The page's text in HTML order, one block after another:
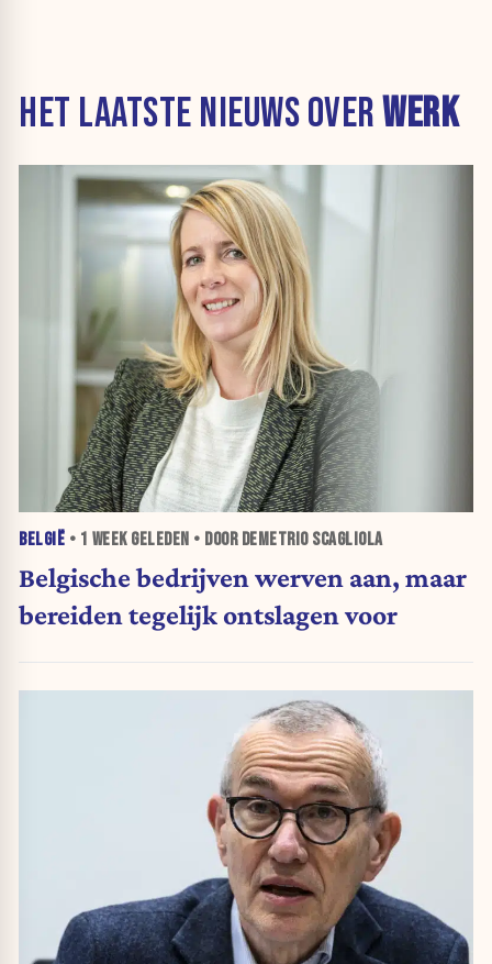
HET LAATSTE NIEUWS OVERWERK
BELGIË • 1 WEEKGELEDEN • DOOR DEMETRIO SCAGLIOLA
Belgische bedrijven werven aan, maar
bereiden tegelijk ontslagen voor